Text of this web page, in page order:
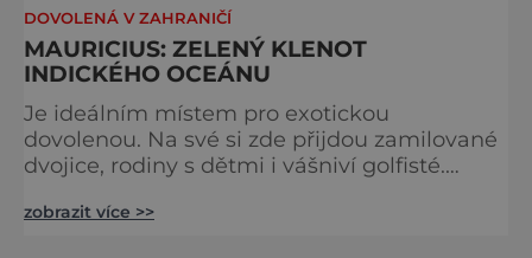
DOVOLENÁ V ZAHRANIČÍ
MAURICIUS: ZELENÝ KLENOT
INDICKÉHO OCEÁNU
Je ideálním místem pro exotickou
dovolenou. Na své si zde přijdou zamilované
dvojice, rodiny s dětmi i vášniví golfisté.
nebo do ní zakomponovat sousední ostrov
zobrazit více >>